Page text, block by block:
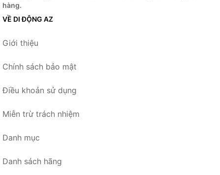
hàng.
VỀ DI ĐỘNG AZ
Giới thiệu
Chính sách bảo mật
Điều khoản sử dụng
Miễn trừ trách nhiệm
Danh mục
Danh sách hãng